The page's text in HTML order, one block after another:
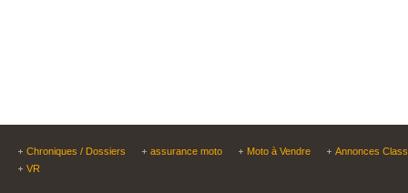
Chroniques / Dossiers assurance moto Moto à Vendre
Annonces
VR